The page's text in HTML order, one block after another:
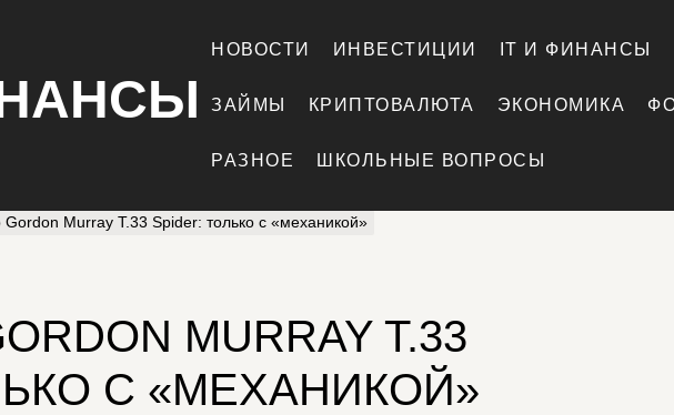
НОВОСТИ ИНВЕСТИЦИИ IT И ФИНАНСЫ
ЗАЙМЫ КРИПТОВАЛЮТА ЭКОНОМИКА
РАЗНОЕ ШКОЛЬНЫЕ ВОПРОСЫ
Gordon Murray T.33 Spider: только с «механикой»
MURRAY T.33
С «МЕХАНИКОЙ»